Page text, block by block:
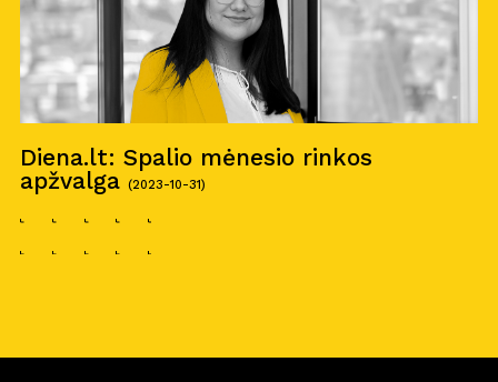
Diena.lt: Spalio mėnesio rinkos
apžvalga (2023-10-31)